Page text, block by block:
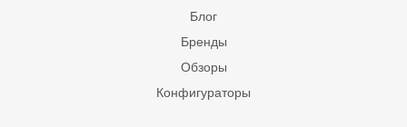
Блог
Бренды
Обзоры
Конфигураторы